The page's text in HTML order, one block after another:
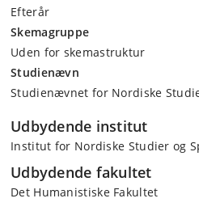
Efterår
Skemagruppe
Uden for skemastruktur
Studienævn
Studienævnet for Nordiske
Udbydende institut
Institut for Nordiske Studier og
Udbydende fakultet
Det Humanistiske Fakultet